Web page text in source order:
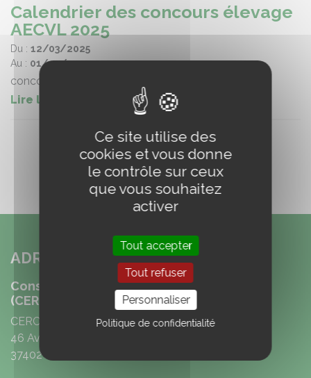
Calendrier des concours élevage
AECVL 2025
Du : 12/03/2025
Au : 01/12/2025
concours élevage
Lire la suite
ADRESSE
Conseil Equin Région Centre Val de Loire
(CERC)
CERC
46 Avenue Emile Gounin
37402 Amboise
Ce site utilise des
cookies et vous donne
le contrôle sur ceux
que vous souhaitez
activer
Tout accepter
Tout refuser
Personnaliser
Politique de confidentialité